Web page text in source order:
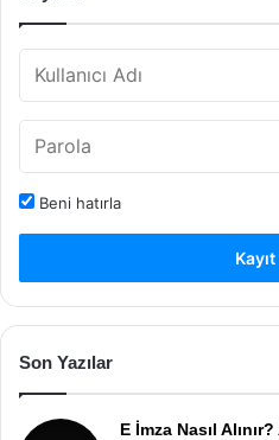
Beni hatırla
Son Yazılar
E İmza Nasıl